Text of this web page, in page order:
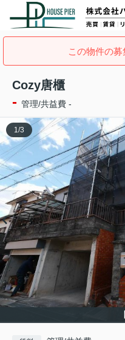
この物件の募
Cozy唐櫃
- 管理/共益費 -
1/3